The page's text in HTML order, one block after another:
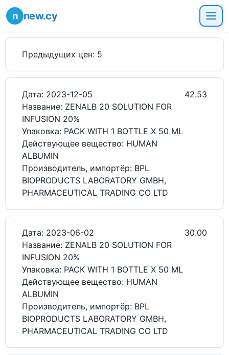
new.cy
Предыдущих цен: 5
Дата: 2023-12-05
Название: ZENALB 20 SOLUTION FOR
INFUSION 20%
Упаковка: PACK WITH 1 BOTTLE X 50 ML
Действующее вещество: HUMAN
ALBUMIN
Производитель, импортёр: BPL
BIOPRODUCTS LABORATORY GMBH,
PHARMACEUTICAL TRADING CO LTD
42.53
Дата: 2023-06-02
Название: ZENALB 20 SOLUTION FOR
INFUSION 20%
Упаковка: PACK WITH 1 BOTTLE X 50 ML
Действующее вещество: HUMAN
ALBUMIN
Производитель, импортёр: BPL
BIOPRODUCTS LABORATORY GMBH,
PHARMACEUTICAL TRADING CO LTD
30.00